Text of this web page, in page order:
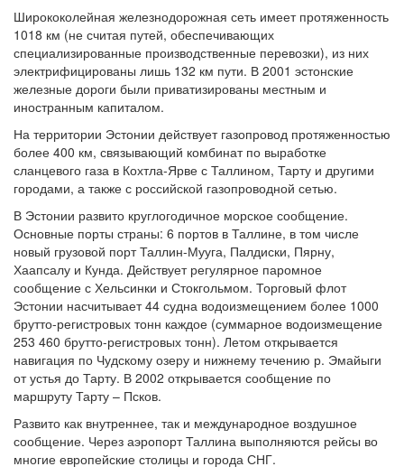
Ширококолейная железнодорожная сеть имеет протяженность
1018 км (не считая путей, обеспечивающих
специализированные производственные перевозки), из них
электрифицированы лишь 132 км пути. В 2001 эстонские
железные дороги были приватизированы местным и
иностранным капиталом.
На территории Эстонии действует газопровод протяженностью
более 400 км, связывающий комбинат по выработке
сланцевого газа в Кохтла-Ярве с Таллином, Тарту и другими
городами, а также с российской газопроводной сетью.
В Эстонии развито круглогодичное морское сообщение.
Основные порты страны: 6 портов в Таллине, в том числе
новый грузовой порт Таллин-Мууга, Палдиски, Пярну,
Хаапсалу и Кунда. Действует регулярное паромное
сообщение с Хельсинки и Стокгольмом. Торговый флот
Эстонии насчитывает 44 судна водоизмещением более 1000
брутто-регистровых тонн каждое (суммарное водоизмещение
253 460 брутто-регистровых тонн). Летом открывается
навигация по Чудскому озеру и нижнему течению р. Эмайыги
от устья до Тарту. В 2002 открывается сообщение по
маршруту Тарту – Псков.
Развито как внутреннее, так и международное воздушное
сообщение. Через аэропорт Таллина выполняются рейсы во
многие европейские столицы и города СНГ.